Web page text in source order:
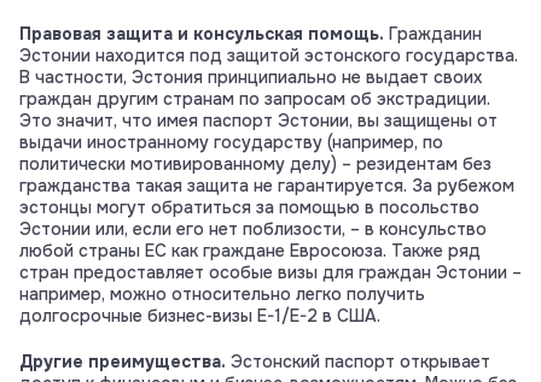
Правовая защита и консульская помощь. Гражданин
Эстонии находится под защитой эстонского государства.
В частности, Эстония принципиально не выдает своих
граждан другим странам по запросам об экстрадиции.
Это значит, что имея паспорт Эстонии, вы защищены от
выдачи иностранному государству (например, по
политически мотивированному делу) – резидентам без
гражданства такая защита не гарантируется. За рубежом
эстонцы могут обратиться за помощью в посольство
Эстонии или, если его нет поблизости, – в консульство
любой страны ЕС как граждане Евросоюза. Также ряд
стран предоставляет особые визы для граждан Эстонии –
например, можно относительно легко получить
долгосрочные бизнес-визы E-1/E-2 в США.
Другие преимущества. Эстонский паспорт открывает